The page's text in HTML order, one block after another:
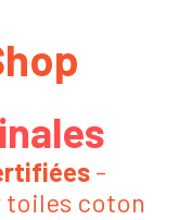
-
toiles coton